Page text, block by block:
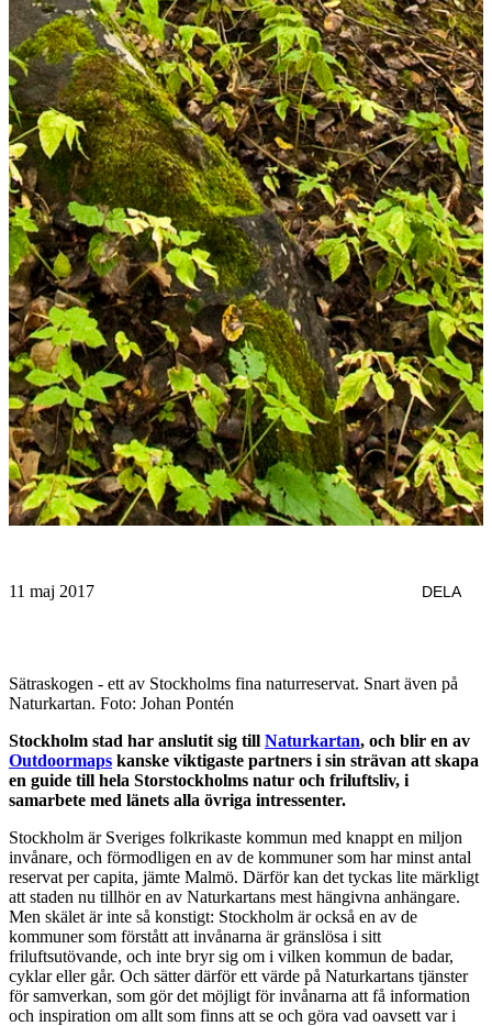
11 maj 2017 DELA
Sätraskogen - ett av Stockholms fina naturreservat. Snart även på
Naturkartan. Foto: Johan Pontén
Stockholm stad har anslutit sig till Naturkartan, och blir en av
Outdoormaps kanske viktigaste partners i sin strävan att skapa
en guide till hela Storstockholms natur och friluftsliv, i
samarbete med länets alla övriga intressenter.
Stockholm är Sveriges folkrikaste kommun med knappt en miljon
invånare, och förmodligen en av de kommuner som har minst antal
reservat per capita, jämte Malmö. Därför kan det tyckas lite märkligt
att staden nu tillhör en av Naturkartans mest hängivna anhängare.
Men skälet är inte så konstigt: Stockholm är också en av de
kommuner som förstått att invånarna är gränslösa i sitt
friluftsutövande, och inte bryr sig om i vilken kommun de badar,
cyklar eller går. Och sätter därför ett värde på Naturkartans tjänster
för samverkan, som gör det möjligt för invånarna att få information
och inspiration om allt som finns att se och göra vad oavsett var i